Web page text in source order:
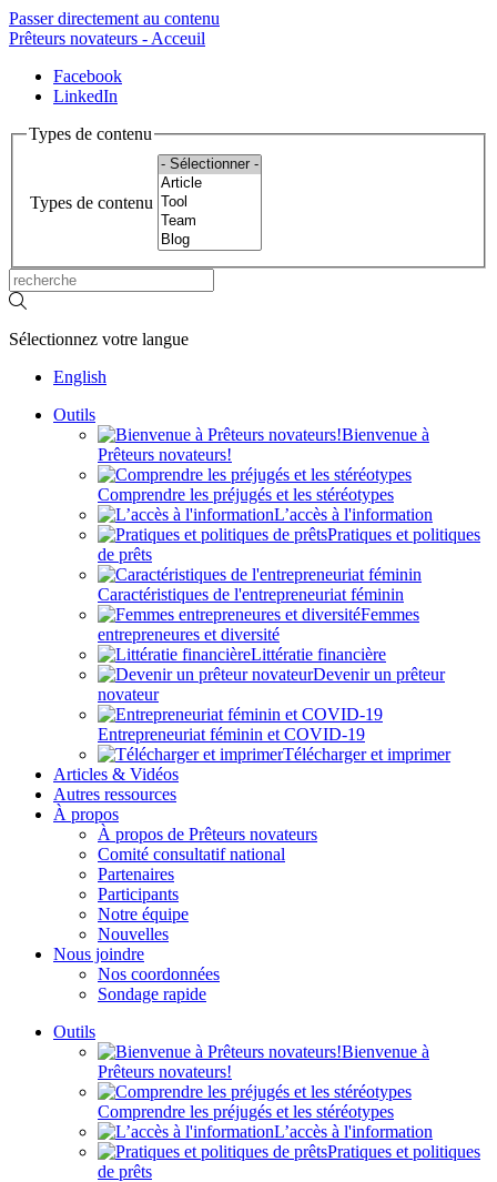
Passer directement au contenu
Prêteurs novateurs - Acceuil
Facebook
LinkedIn
Types de contenu
Types de contenu
Sélectionnez votre langue
English
Outils
Bienvenue à
Prêteurs novateurs!
Comprendre les préjugés et les stéréotypes
L’accès à l'information
Pratiques et politiques
de prêts
Caractéristiques de l'entrepreneuriat féminin
Femmes
entrepreneures et diversité
Littératie financière
Devenir un prêteur
novateur
Entrepreneuriat féminin et COVID-19
Télécharger et imprimer
Articles & Vidéos
Autres ressources
À propos
À propos de Prêteurs novateurs
Comité consultatif national
Partenaires
Participants
Notre équipe
Nouvelles
Nous joindre
Nos coordonnées
Sondage rapide
Outils
Bienvenue à
Prêteurs novateurs!
Comprendre les préjugés et les stéréotypes
L’accès à l'information
Pratiques et politiques
de prêts